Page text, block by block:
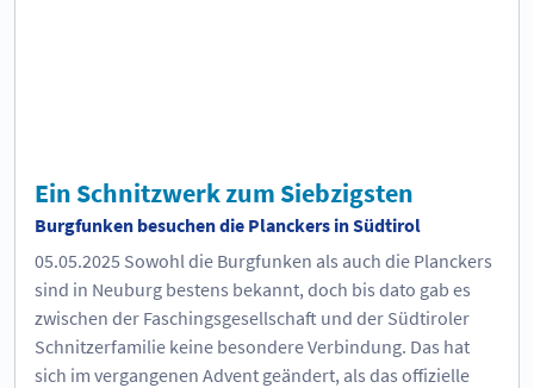
Ein Schnitzwerk zum Siebzigsten
Burgfunken besuchen die Planckers in Südtirol
05.05.2025 Sowohl die Burgfunken als auch die Planckers
sind in Neuburg bestens bekannt, doch bis dato gab es
zwischen der Faschingsgesellschaft und der Südtiroler
Schnitzerfamilie keine besondere Verbindung. Das hat
sich im vergangenen Advent geändert, als das offizielle